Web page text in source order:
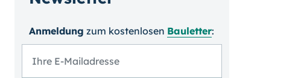
Anmeldung zum kosten­losen Bauletter: